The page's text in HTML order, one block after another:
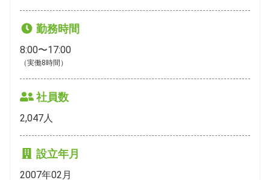
勤務時間
8:00〜17:00
（実働8時間）
社員数
2,047人
設立年月
2007年02月